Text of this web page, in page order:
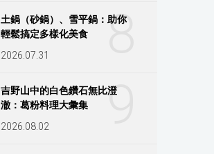
8
土鍋（砂鍋）、雪平鍋：助你
輕鬆搞定多樣化美食
2026.07.31
9
吉野山中的白色鑽石無比澄
澈：葛粉料理大彙集
2026.08.02